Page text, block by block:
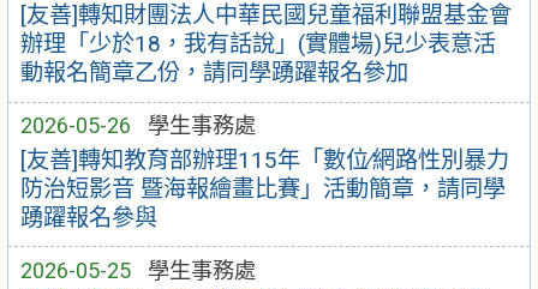
[友善]轉知財團法人中華民國兒童福利聯盟基金會
辦理「少於18，我有話說」(實體場)兒少表意活
動報名簡章乙份，請同學踴躍報名參加
2026-05-26 學生事務處
[友善]轉知教育部辦理115年「數位∕網路性別暴力
防治短影音 暨海報繪畫比賽」活動簡章，請同學
踴躍報名參與
2026-05-25 學生事務處